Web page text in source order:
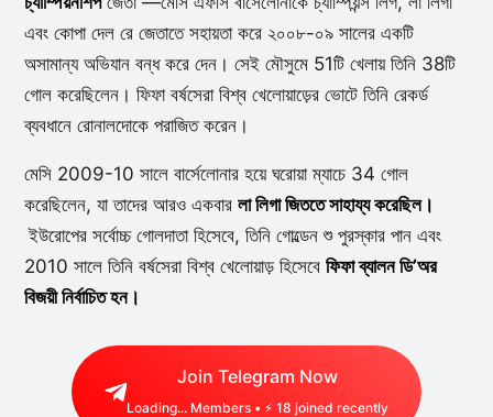
এবং কোপা দেল রে জেতাতে সহায়তা করে ২০০৮-০৯ সালের একটি
অসামান্য অভিযান বন্ধ করে দেন। সেই মৌসুমে 51টি খেলায় তিনি 38টি
গোল করেছিলেন। ফিফা বর্ষসেরা বিশ্ব খেলোয়াড়ের ভোটে তিনি রেকর্ড
ব্যবধানে রোনালদোকে পরাজিত করেন।
মেসি 2009-10 সালে বার্সেলোনার হয়ে ঘরোয়া ম্যাচে 34 গোল
করেছিলেন, যা তাদের আরও একবার লা লিগা জিততে সাহায্য করেছিল।
ইউরোপের সর্বোচ্চ গোলদাতা হিসেবে, তিনি গোল্ডেন শু পুরস্কার পান এবং
2010 সালে তিনি বর্ষসেরা বিশ্ব খেলোয়াড় হিসেবে ফিফা ব্যালন ডি’অর
বিজয়ী নির্বাচিত হন।
Join Telegram Now
Loading... Members • ⚡ 18 joined recently